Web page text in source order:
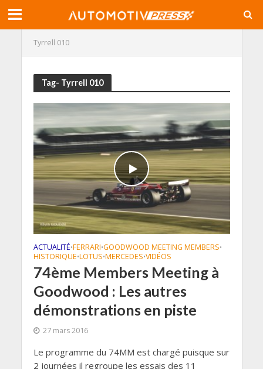
Tyrrell 010
Tag- Tyrrell 010
ACTUALITÉ•FERRARI•GOODWOOD MEETING MEMBERS•
HISTORIQUE•LOTUS•MERCEDES•VIDÉOS
74ème Members Meeting à
Goodwood : Les autres
démonstrations en piste
27 mars 2016
Le programme du 74MM est chargé puisque sur
2 journées il regroupe les essais des 11